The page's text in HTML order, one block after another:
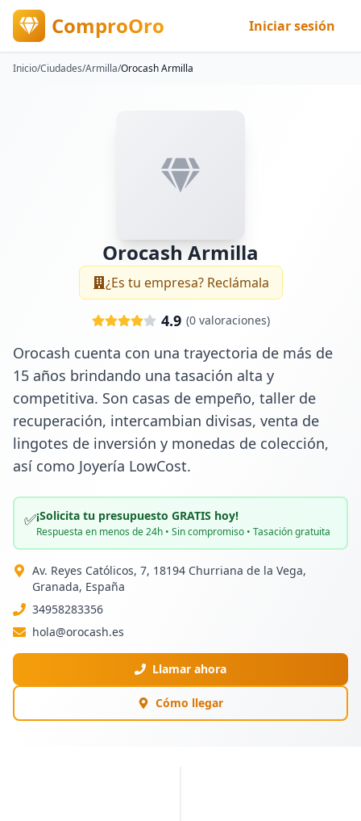
ComproOro Iniciar sesión
Inicio/Ciudades/Armilla/Orocash Armilla
Orocash Armilla
¿Es tu empresa? Reclámala
4.9 (0valoraciones)
Orocash cuenta con una trayectoria de más de
15 años brindando una tasación alta y
competitiva. Son casas de empeño, taller de
recuperación, intercambian divisas, venta de
lingotes de inversión y monedas de colección,
así como Joyería LowCost.
✅¡Solicita tu presupuesto GRATIS hoy!
Respuesta en menos de 24h • Sin compromiso • Tasación gratuita
Av. Reyes Católicos, 7, 18194 Churriana de la Vega,
Granada, España
34958283356
hola@orocash.es
Llamar ahora
Cómo llegar